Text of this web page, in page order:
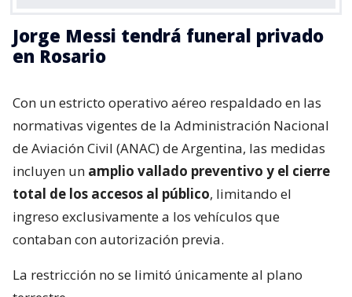
Jorge Messi tendrá funeral privado
en Rosario
Con un estricto operativo aéreo respaldado en las
normativas vigentes de la Administración Nacional
de Aviación Civil (ANAC) de Argentina, las medidas
incluyen un amplio vallado preventivo y el cierre
total de los accesos al público, limitando el
ingreso exclusivamente a los vehículos que
contaban con autorización previa.
La restricción no se limitó únicamente al plano